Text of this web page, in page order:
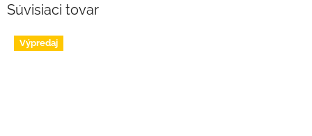
Súvisiaci tovar
Výpredaj